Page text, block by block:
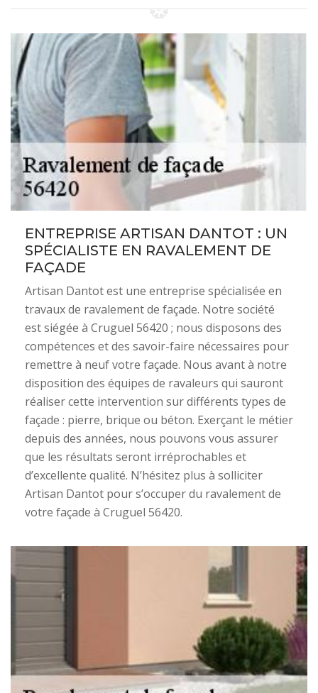
ENTREPRISE ARTISAN DANTOT : UN
SPÉCIALISTE EN RAVALEMENT DE
FAÇADE
Artisan Dantot est une entreprise spécialisée en
travaux de ravalement de façade. Notre société
est siégée à Cruguel 56420 ; nous disposons des
compétences et des savoir-faire nécessaires pour
remettre à neuf votre façade. Nous avant à notre
disposition des équipes de ravaleurs qui sauront
réaliser cette intervention sur différents types de
façade : pierre, brique ou béton. Exerçant le métier
depuis des années, nous pouvons vous assurer
que les résultats seront irréprochables et
d’excellente qualité. N’hésitez plus à solliciter
Artisan Dantot pour s’occuper du ravalement de
votre façade à Cruguel 56420.